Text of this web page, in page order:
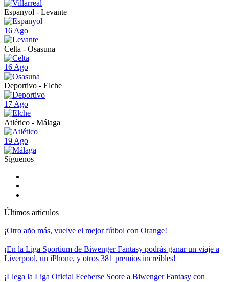
Espanyol - Levante
16 Ago
Celta - Osasuna
16 Ago
Deportivo - Elche
17 Ago
Atlético - Málaga
19 Ago
Síguenos
Últimos artículos
¡Otro año más, vuelve el mejor fútbol con Orange!
¡En la Liga Sportium de Biwenger Fantasy podrás ganar un viaje a
Liverpool, un iPhone, y otros 381 premios increíbles!
¡Llega la Liga Oficial Feeberse Score a Biwenger Fantasy con